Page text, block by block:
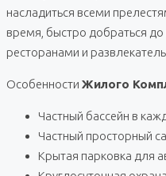
насладиться всеми
время, быстро добраться до
ресторанами и
Особенности Жилого
Частный бассейн в
Частный просторный
Крытая парковка для